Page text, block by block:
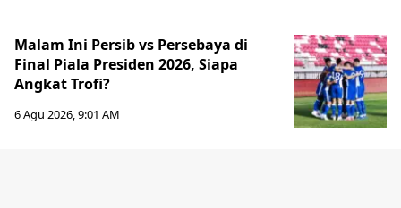
Malam Ini Persib vs Persebaya di
Final Piala Presiden 2026, Siapa
Angkat Trofi?
6 Agu 2026, 9:01 AM